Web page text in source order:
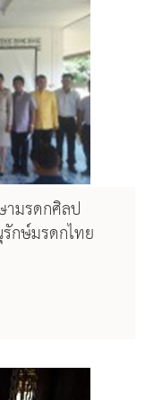
ามรดกศิลป
กษ์มรดกไทย